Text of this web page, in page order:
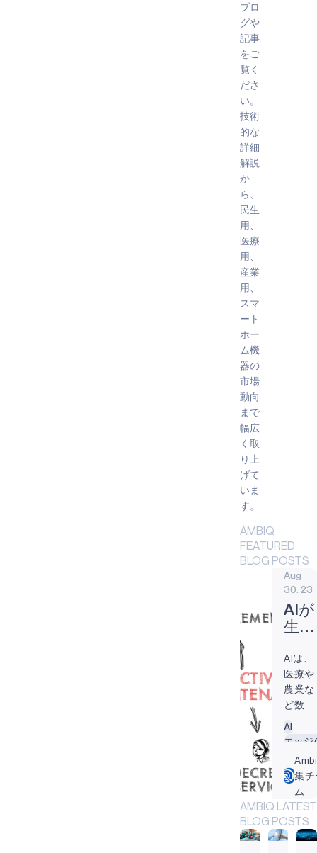
ブロ
グや
記事
をご
覧く
ださ
い。
技術
的な
詳細
解説
か
ら、
民生
用、
医療
用、
産業
用、
スマ
ート
ホー
ム機
器の
市場
動向
まで
幅広
く取
り上
げて
いま
す。
AMBIQ
FEATURED
BLOG POSTS
Aug
30. 23
AIが
生活
らゆ
る面
で予
知保
全を
改善
する
方法
AIは、
医療や
農業な
ど数多
界を変
ある。
AIはま
た、シ
ステム
を監視
し、情
AI
エッジ
IIoT
予防メ
集チ
ム
AMBIQ LATEST
BLOG POSTS